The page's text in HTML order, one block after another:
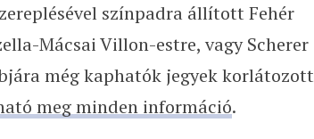
színpadra állított Fehér
Mácsai Villon-estre, vagy Scherer
még kaphatók jegyek korlátozott
meg minden információ.